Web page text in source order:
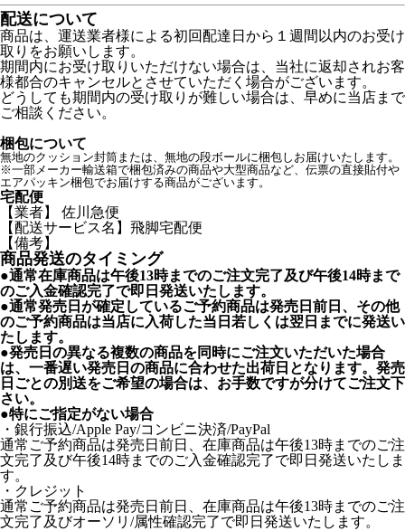
配送について
商品は、運送業者様による初回配達日から１週間以内のお受け
取りをお願いします。
期間内にお受け取りいただけない場合は、当社に返却されお客
様都合のキャンセルとさせていただく場合がございます。
どうしても期間内の受け取りが難しい場合は、早めに当店まで
ご相談ください。
梱包について
無地のクッション封筒または、無地の段ボールに梱包しお届けいたします。
※一部メーカー輸送箱で梱包済みの商品や大型商品など、伝票の直接貼付や
エアパッキン梱包でお届けする商品がございます。
宅配便
【業者】 佐川急便
【配送サービス名】飛脚宅配便
【備考】
商品発送のタイミング
●通常在庫商品は午後13時までのご注文完了及び午後14時まで
のご入金確認完了で即日発送いたします。
●通常発売日が確定しているご予約商品は発売日前日、その他
のご予約商品は当店に入荷した当日若しくは翌日までに発送い
たします。
●発売日の異なる複数の商品を同時にご注文いただいた場合
は、一番遅い発売日の商品に合わせた出荷日となります。発売
日ごとの別送をご希望の場合は、お手数ですが分けてご注文下
さい。
●特にご指定がない場合
・銀行振込/Apple Pay/コンビニ決済/PayPal
通常ご予約商品は発売日前日、在庫商品は午後13時までのご注
文完了及び午後14時までのご入金確認完了で即日発送いたしま
す。
・クレジット
通常ご予約商品は発売日前日、在庫商品は午後13時までのご注
文完了及びオーソリ/属性確認完了で即日発送いたします。